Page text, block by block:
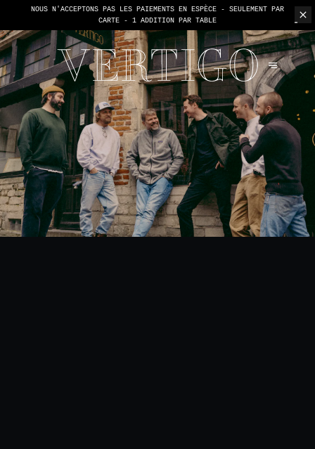
NOUS N'ACCEPTONS PAS LES PAIEMENTS EN ESPÈCE - SEULEMENT PAR
CARTE - 1 ADDITION PAR TABLE